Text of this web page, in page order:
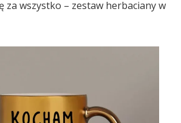
za wszystko – zestaw herbaciany w